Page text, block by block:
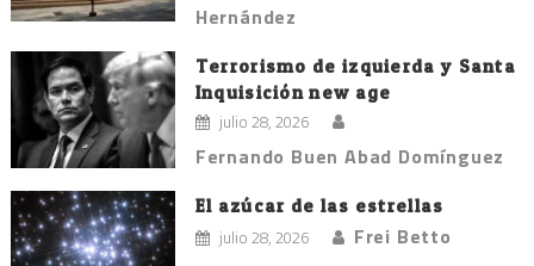
Hernández
Terrorismo de izquierda y Santa
Inquisición new age
julio 28, 2026
Fernando Buen Abad Domínguez
El azúcar de las estrellas
julio 28, 2026 Frei Betto